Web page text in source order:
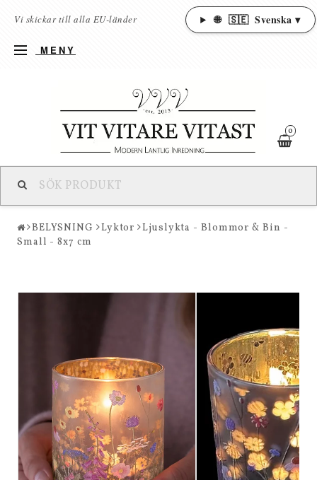
Vi skickar till alla EU-länder 🌐 🇸🇪 Svenska ▾
MENY
0
BELYSNING Lyktor
Ljuslykta - Blommor & Bin -
Small - 8x7 cm